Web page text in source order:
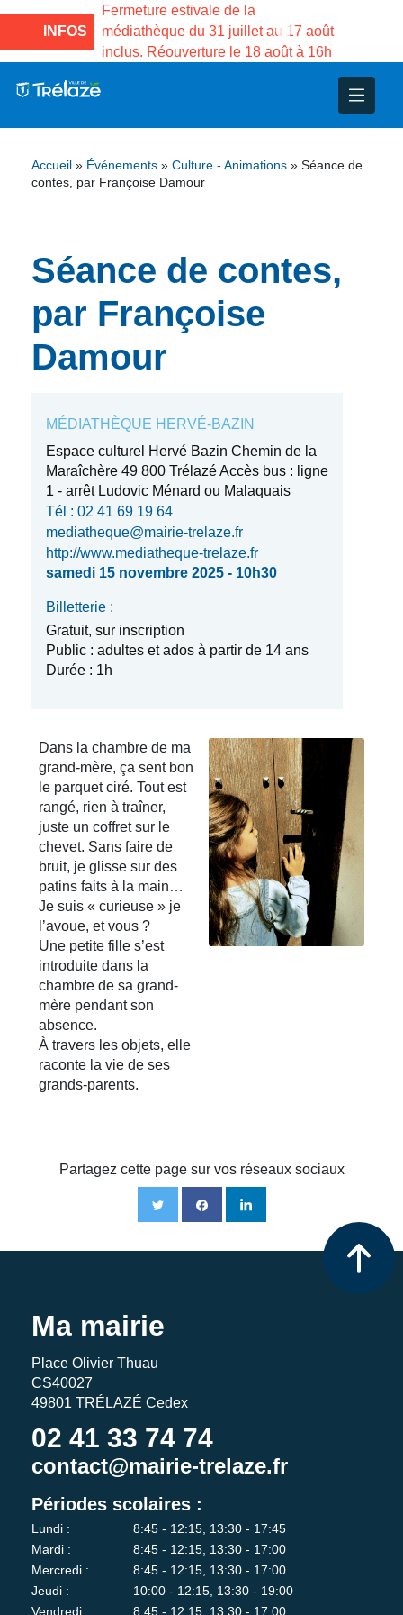
INFOS
la Maison des
de Gama du
Fermeture estivale de la
médiathèque du 31 juillet au 17 août
inclus. Réouverture le 18 août à 16h
et d’animations
Projets
– Jumelage
Accueil » Événements » Culture - Animations » Séance de
contes, par Françoise Damour
Séance de contes,
par Françoise
Damour
MÉDIATHÈQUE HERVÉ-BAZIN
Espace culturel Hervé Bazin Chemin de la
Maraîchère 49 800 Trélazé Accès bus : ligne
1 - arrêt Ludovic Ménard ou Malaquais
Tél : 02 41 69 19 64
mediatheque@mairie-trelaze.fr
http://www.mediatheque-trelaze.fr
samedi 15 novembre 2025 - 10h30
Billetterie :
Gratuit, sur inscription
Public : adultes et ados à partir de 14 ans
Durée : 1h
Dans la chambre de ma
grand-mère, ça sent bon
le parquet ciré. Tout est
rangé, rien à traîner,
juste un coffret sur le
chevet. Sans faire de
bruit, je glisse sur des
patins faits à la main…
Je suis « curieuse » je
l’avoue, et vous ?
Une petite fille s’est
introduite dans la
chambre de sa grand-
mère pendant son
absence.
À travers les objets, elle
raconte la vie de ses
grands-parents.
Partagez cette page sur vos réseaux sociaux
Ma mairie
Place Olivier Thuau
CS40027
49801 TRÉLAZÉ Cedex
02 41 33 74 74
contact@mairie-trelaze.fr
Périodes scolaires :
Lundi :
8:45 - 12:15, 13:30 - 17:45
Mardi :
8:45 - 12:15, 13:30 - 17:00
Mercredi :
8:45 - 12:15, 13:30 - 17:00
Jeudi :
10:00 - 12:15, 13:30 - 19:00
Vendredi :
8:45 - 12:15, 13:30 - 17:00